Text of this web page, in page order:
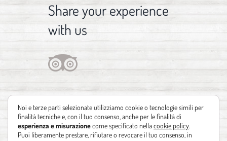
Share your experience
with us
Noi e terze parti selezionate utilizziamo cookie o tecnologie simili per
finalità tecniche e, con il tuo consenso, anche per le finalità di
esperienza e misurazionecome specificato nellacookie policy
Puoi liberamente prestare, rifiutare o revocare il tuo consenso, in